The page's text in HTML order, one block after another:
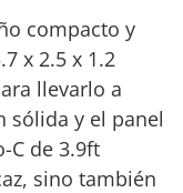
compacto y
x 2.5 x 1.2
llevarlo a
sólida y el panel
C de 3.9ft
sino también